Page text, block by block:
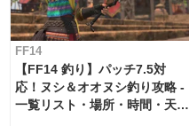
FF14
【FF14 釣り】パッチ7.5対
応！ヌシ＆オオヌシ釣り攻略 -
一覧リスト・場所・時間・天